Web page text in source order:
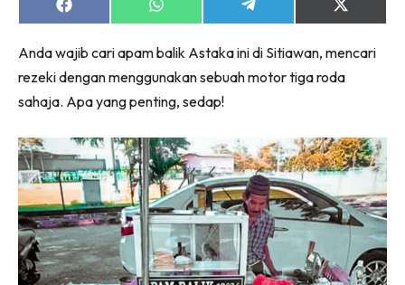
Share
on
Share
on
Share
on
Share
on
(Twitter)
Anda wajib cari apam balik Astaka ini di Sitiawan, mencari
rezeki dengan menggunakan sebuah motor tiga roda
sahaja. Apa yang penting, sedap!